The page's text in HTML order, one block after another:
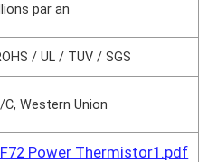
par an
/ UL / TUV / SGS
C, Western Union
Power Thermistor1.pdf